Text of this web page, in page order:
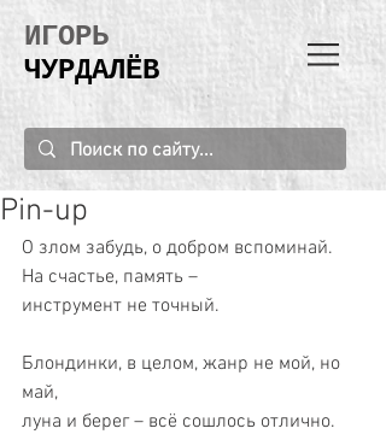
ИГОРЬ
ЧУРДАЛЁВ
Pin-up
О злом забудь, о добром вспоминай.
На счастье, память –
инструмент не точный.
Блондинки, в целом, жанр не мой, но
май,
луна и берег – всё сошлось отлично.